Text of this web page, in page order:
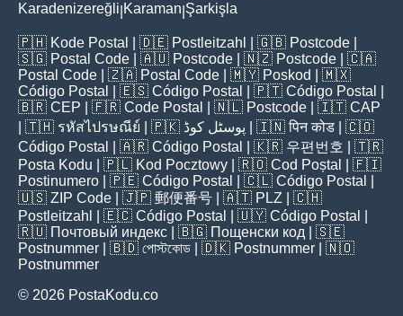
Karadenizereğli Karaman Şarkişla
🇵🇭 Kode Postal | 🇩🇪 Postleitzahl | 🇬🇧 Postcode
🇸🇬 Postal Code | 🇦🇺 Postcode | 🇳🇿 Postcode | 🇨🇦
Postal Code | 🇿🇦 Postal Code | 🇲🇾 Poskod
| 🇲🇽
Código Postal
| 🇪🇸 Código Postal | 🇵🇹 Código Postal
🇧🇷 CEP | 🇫🇷 Code Postal | 🇳🇱 Postcode | 🇮🇹 CAP
| 🇹🇭 รหัสไปรษณีย์ | 🇵🇰 پوسٹل کوڈ | 🇮🇳पिन कोड | 🇨🇴
Código Postal
| 🇦🇷 Código Postal | 🇰🇷 우편번호
| 🇹🇷
Posta Kodu | 🇵🇱 Kod Pocztowy | 🇷🇴 Cod Poștal
| 🇫🇮
Postinumero | 🇵🇪 Código Postal | 🇨🇱 Código Postal
🇺🇸 ZIP Code | 🇯🇵 郵便番号 | 🇦🇹 PLZ | 🇨🇭
Postleitzahl
| 🇪🇨 Código Postal | 🇺🇾 Código Postal
🇷🇺 Почтовый индекс | 🇧🇬 Пощенски код | 🇸🇪
Postnummer | 🇧🇩 পোস্টকোড | 🇩🇰 Postnummer | 🇳🇴
Postnummer
© 2026 PostaKodu.co